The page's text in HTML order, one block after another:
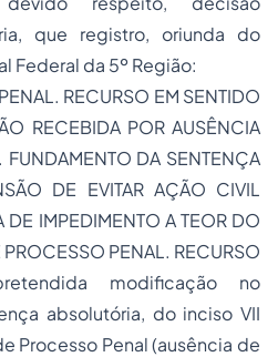
que registro, oriunda do
Federal da 5º Região:
RECURSO EM SENTIDO
RECEBIDA POR AUSÊNCIA
FUNDAMENTO DA SENTENÇA
DE EVITAR AÇÃO CIVIL
DE IMPEDIMENTO A TEOR DO
PENAL. RECURSO
modificação no
absolutória, do inciso VII
Processo Penal (ausência de